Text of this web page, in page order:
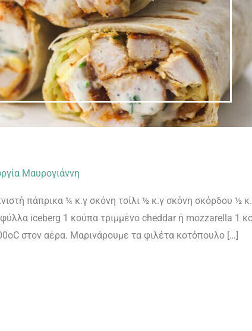
Μαυρογιάννη
πάπρικα ¼ κ.γ σκόνη τσίλι ½ κ.γ σκόνη σκόρδου ½
iceberg 1 κούπα τριμμένο cheddar ή mozzarella 1
στον αέρα. Μαρινάρουμε τα φιλέτα κοτόπουλο […]